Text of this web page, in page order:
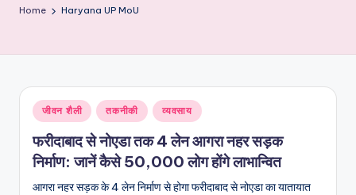
–
और
विश्व
Home Haryana UP MoU
Posted
in
जीवन शैली तकनीकी व्यवसाय
फरीदाबाद से नोएडा तक 4 लेन आगरा नहर सड़क
निर्माण: जानें कैसे 50,000 लोग होंगे लाभान्वित
आगरा नहर सड़क के 4 लेन निर्माण से होगा फरीदाबाद से नोएडा का यातायात